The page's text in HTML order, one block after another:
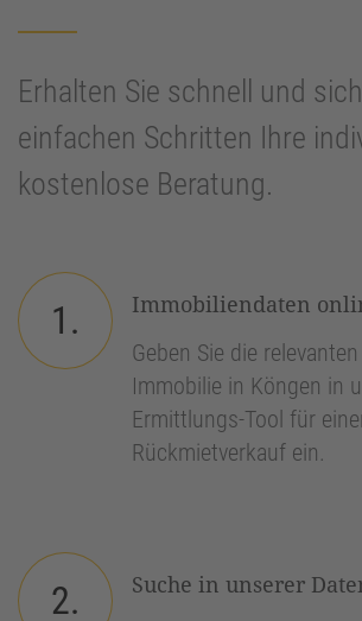
Erhalten Sie schnell und
einfachen Schritten Ihre
kostenlose Beratung.
1.
Immobiliendaten
Geben Sie die
Immobilie in Köngen in
Ermittlungs-Tool für
Rückmietverkauf ein.
2.
Suche in unserer